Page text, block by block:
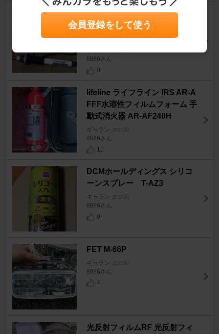
goot 太洋電機産業 高性能セラ
ミックヒーター型はんだこて C
XR-41
8086さん
0
lifeline ライフライン IRS AR-A
FFF水溶性フィルムフォーム 手
動式消火器 AR-AF240H
ギャラン [E30系]
8086さん
11
DCMホールディングス シリコ
ーンスプレー T-AZ3
ギャラン [E30系]
8086さん
9
FET M-66P
ギャラン [E30系]
8086さん
4
光反射フィルムRF 光反射フィ
会員登録をして使う